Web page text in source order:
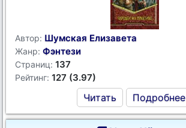
Автор: Шумская Елизавета
Жанр: Фэнтези
Страниц: 137
Рейтинг: 127 (3.97)
Читать Подробнее